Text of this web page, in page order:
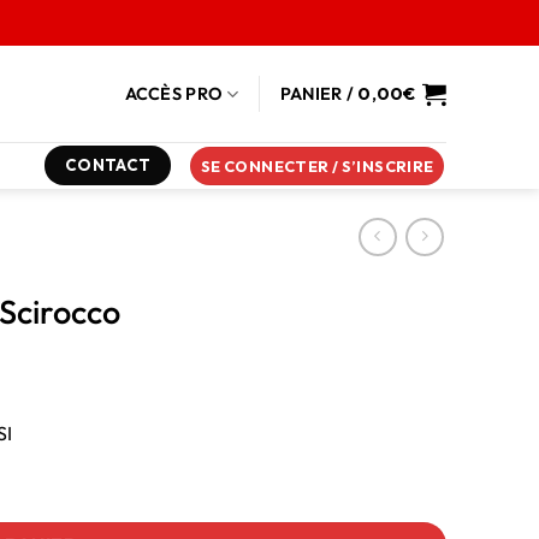
ACCÈS PRO PANIER / 0,00€
CONTACT SE CONNECTER / S’INSCRIRE